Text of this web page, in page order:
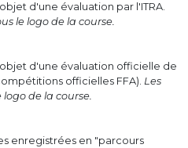
d'une évaluation par l'ITRA.
le logo de la course.
d'une évaluation officielle de
officielles FFA). Les
logo de la course.
enregistrées en "parcours